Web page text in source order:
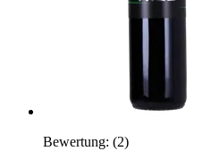
Bewertung: (2)